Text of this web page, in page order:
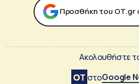
Προσθήκη του ΟΤ.gr
Ακολουθήστε
στοGoogle